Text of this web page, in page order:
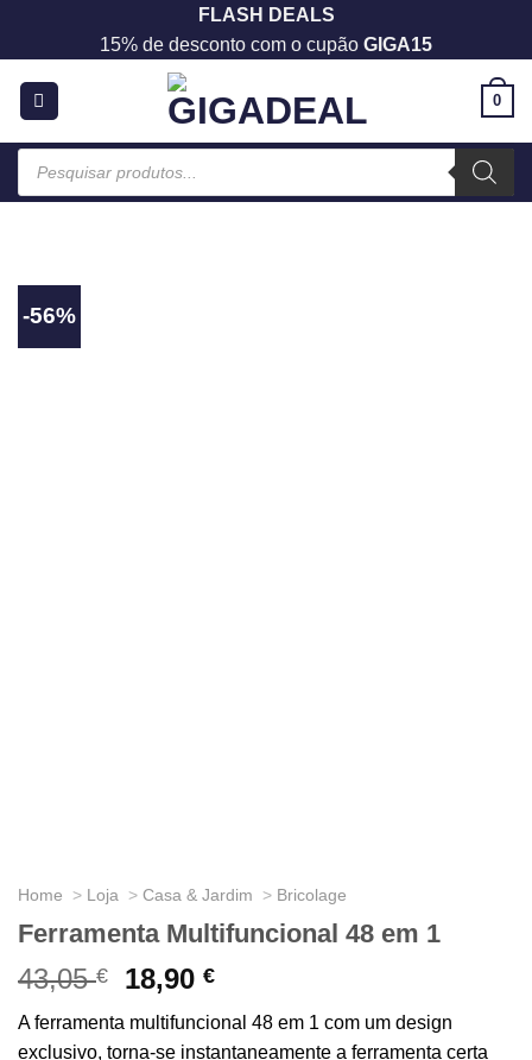
FLASH DEALS
15% de desconto com o cupão GIGA15
0
Products
search
-56%
Home Loja Casa & Jardim Bricolage
Ferramenta Multifuncional 48 em 1
43,05€
O
preço
original
18,90€
preço
atual
A ferramenta multifuncional 48 em 1 com um design
exclusivo, torna-se instantaneamente a ferramenta certa